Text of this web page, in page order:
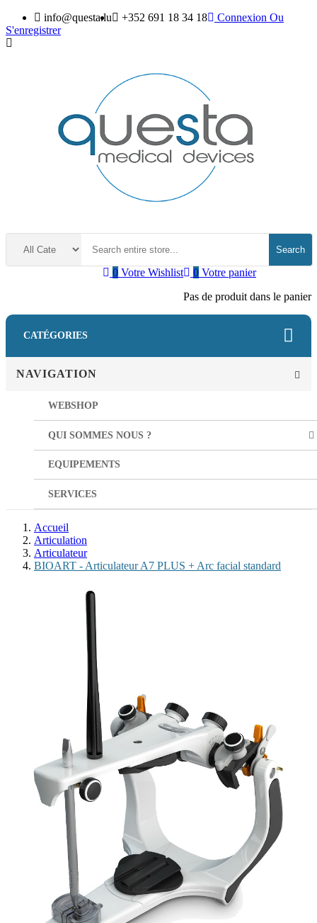
info@questa.lu +352 691 18 34 18 Connexion Ou
S'enregistrer
Search
0 Votre panier
Pas de produit dans le panier
0 Votre Wishlist
CATÉGORIES
NAVIGATION
WEBSHOP
QUI SOMMES NOUS ?
EQUIPEMENTS
SERVICES
Accueil
Articulation
Articulateur
BIOART - Articulateur A7 PLUS + Arc facial standard